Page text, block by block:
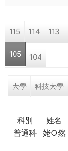
學a
r
e
e
115 114 113
105 104
大學 科技大學
科別 姓名
普通科
姥○然